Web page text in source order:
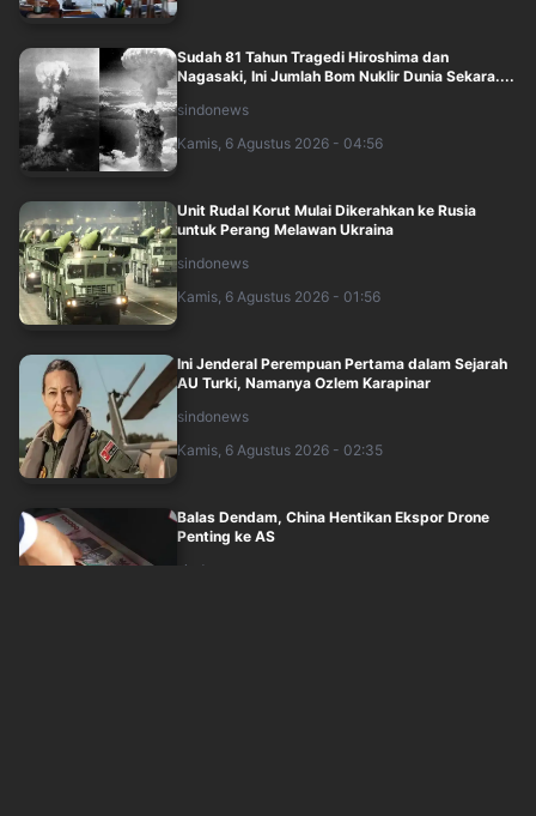
Sudah 81 Tahun Tragedi Hiroshima dan
Nagasaki, Ini Jumlah Bom Nuklir Dunia Sekara....
sindonews
Kamis, 6 Agustus 2026 - 04:56
Unit Rudal Korut Mulai Dikerahkan ke Rusia
untuk Perang Melawan Ukraina
sindonews
Kamis, 6 Agustus 2026 - 01:56
Ini Jenderal Perempuan Pertama dalam Sejarah
AU Turki, Namanya Ozlem Karapinar
sindonews
Kamis, 6 Agustus 2026 - 02:35
Balas Dendam, China Hentikan Ekspor Drone
Penting ke AS
sindonews